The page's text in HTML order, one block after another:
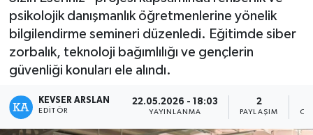
psikolojik danışmanlık öğretmenlerine yönelik
bilgilendirme semineri düzenledi. Eğitimde siber
zorbalık, teknoloji bağımlılığı ve gençlerin
güvenliği konuları ele alındı.
KEVSER ARSLAN
EDITÖR
22.05.2026 - 18:03
YAYINLANMA
2
PAYLAŞIM
Kültür - Sanat
Yaşam